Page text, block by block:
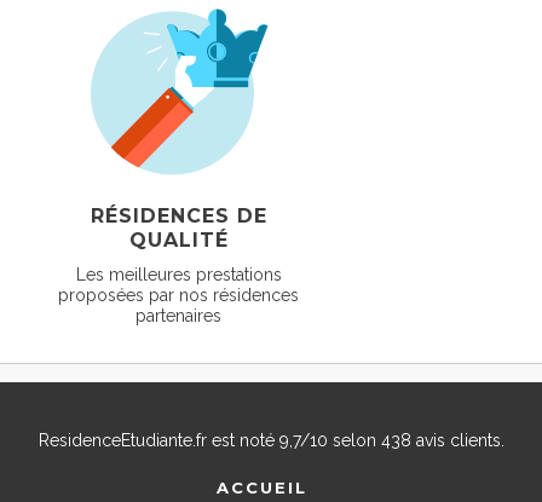
RÉSIDENCES DE
QUALITÉ
Les meilleures prestations
proposées par nos résidences
partenaires
ResidenceEtudiante.frest noté 9,7/10 selon 438 avis clients.
ACCUEIL